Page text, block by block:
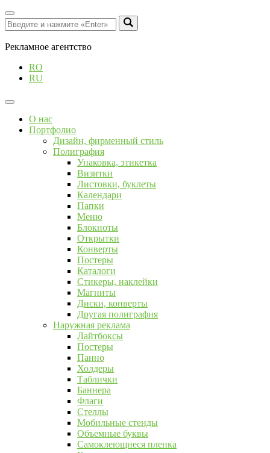
Рекламное агентство
RO
RU
О нас
Портфолио
Дизайн, фирменный стиль
Полиграфия
Упаковка, этикетка
Визитки
Листовки, буклеты
Календари
Папки
Меню
Блокноты
Открытки
Конверты
Постеры
Каталоги
Стикеры, наклейки
Магниты
Диски, конверты
Другая полиграфия
Наружная реклама
Лайтбоксы
Постеры
Панно
Холдеры
Таблички
Баннера
Флаги
Стеллы
Мобильные стенды
Объемные буквы
Самоклеющиеся пленка